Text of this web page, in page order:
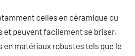
celles en céramique ou
et peuvent facilement se briser.
en matériaux robustes tels que le